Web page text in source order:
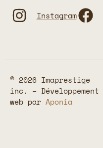
Instagram
© 2026 Imaprestige
inc. – Développement
web par Aponia